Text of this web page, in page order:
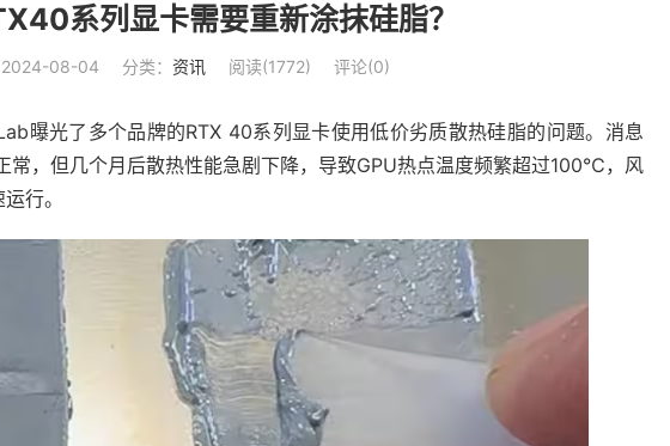
系列显卡需要重新涂抹硅脂？
2024-08-04 分类： 资讯 阅读(1772) 评论(0)
曝光了多个品牌的RTX 40系列显卡使用低价劣质散热硅脂的问题。消息
常，但几个月后散热性能急剧下降，导致GPU热点温度频繁超过100℃，风
行。